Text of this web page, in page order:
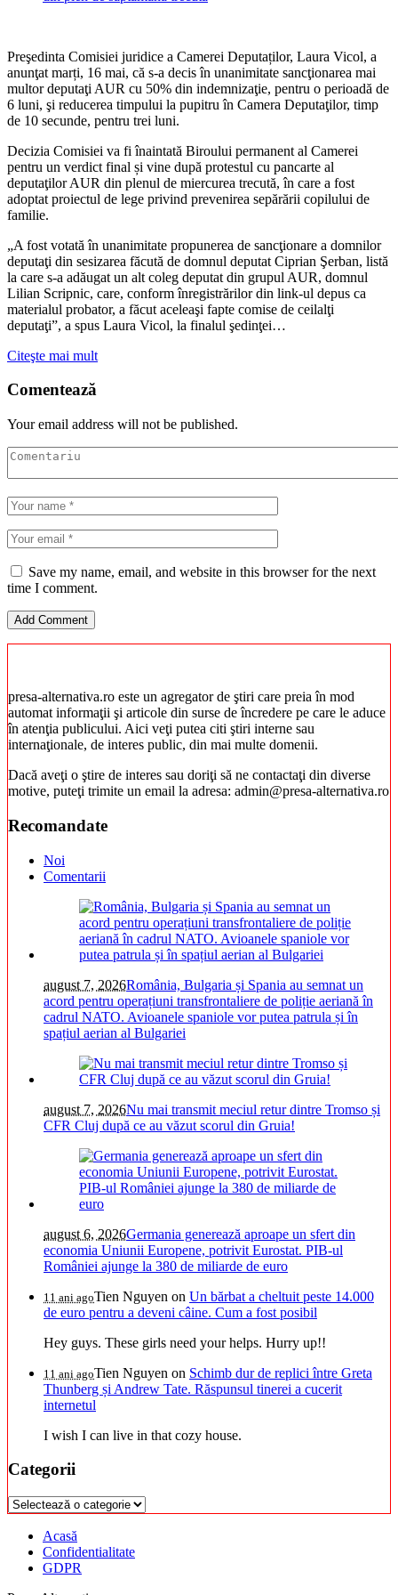
Preşedinta Comisiei juridice a Camerei Deputaților, Laura Vicol, a
anunţat marți, 16 mai, că s-a decis în unanimitate sancţionarea mai
multor deputaţi AUR cu 50% din indemnizaţie, pentru o perioadă de
6 luni, şi reducerea timpului la pupitru în Camera Deputaţilor, timp
de 10 secunde, pentru trei luni.
Decizia Comisiei va fi înaintată Biroului permanent al Camerei
pentru un verdict final și vine după protestul cu pancarte al
deputaţilor AUR din plenul de miercurea trecută, în care a fost
adoptat proiectul de lege privind prevenirea sepărării copilului de
familie.
„A fost votată în unanimitate propunerea de sancţionare a domnilor
deputaţi din sesizarea făcută de domnul deputat Ciprian Şerban, listă
la care s-a adăugat un alt coleg deputat din grupul AUR, domnul
Lilian Scripnic, care, conform înregistrărilor din link-ul depus ca
materialul probator, a făcut aceleaşi fapte comise de ceilalţi
deputaţi”, a spus Laura Vicol, la finalul şedinţei…
Citeşte mai mult
Comentează
Your email address will not be published.
Save my name, email, and website in this browser for the next
time I comment.
presa-alternativa.ro este un agregator de ştiri care preia în mod
automat informaţii şi articole din surse de încredere pe care le aduce
în atenţia publicului. Aici veţi putea citi ştiri interne sau
internaţionale, de interes public, din mai multe domenii.
Dacă aveţi o ştire de interes sau doriţi să ne contactaţi din diverse
motive, puteţi trimite un email la adresa: admin@presa-alternativa.ro
Recomandate
Noi
Comentarii
august 7, 2026România, Bulgaria și Spania au semnat un
acord pentru operațiuni transfrontaliere de poliție aeriană în
cadrul NATO. Avioanele spaniole vor putea patrula și în
spațiul aerian al Bulgariei
august 7, 2026Nu mai transmit meciul retur dintre Tromso și
CFR Cluj după ce au văzut scorul din Gruia!
august 6, 2026Germania generează aproape un sfert din
economia Uniunii Europene, potrivit Eurostat. PIB-ul
României ajunge la 380 de miliarde de euro
11 ani agoTien Nguyen on Un bărbat a cheltuit peste 14.000
de euro pentru a deveni câine. Cum a fost posibil
Hey guys. These girls need your helps. Hurry up!!
11 ani agoTien Nguyen on Schimb dur de replici între Greta
Thunberg și Andrew Tate. Răspunsul tinerei a cucerit
internetul
I wish I can live in that cozy house.
Categorii
Categorii
Acasă
Confidentialitate
GDPR